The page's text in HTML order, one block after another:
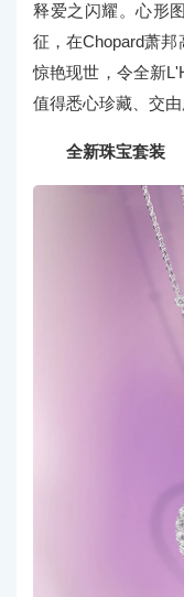
释爱之闪耀。心形
征，在Chopard萧
惊艳现世，令全新
值得悉心珍藏、交
全新珠宝套装